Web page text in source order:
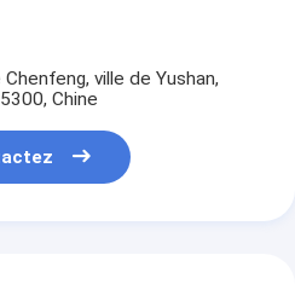
ville de Yushan,
Chine